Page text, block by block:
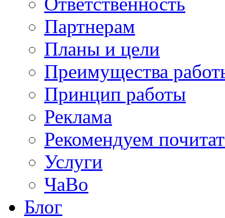
Партнерам
Планы и цели
Преимущества
Принцип работы
Реклама
Рекомендуем
Услуги
ЧаВо
Блог